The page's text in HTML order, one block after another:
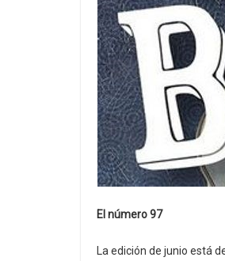
El número 97
La edición de junio está